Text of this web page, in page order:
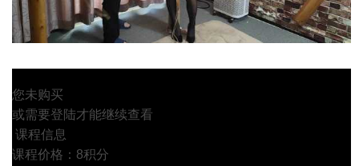
您未购买
或需要登陆才能继续查看
课程信息
课程价格：8积分